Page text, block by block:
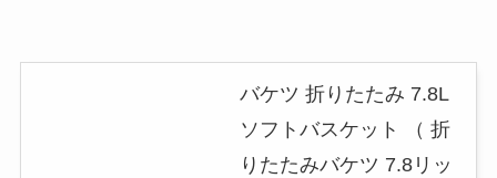
バケツ 折りたたみ 7.8L
ソフトバスケット （ 折
りたたみバケツ 7.8リッ